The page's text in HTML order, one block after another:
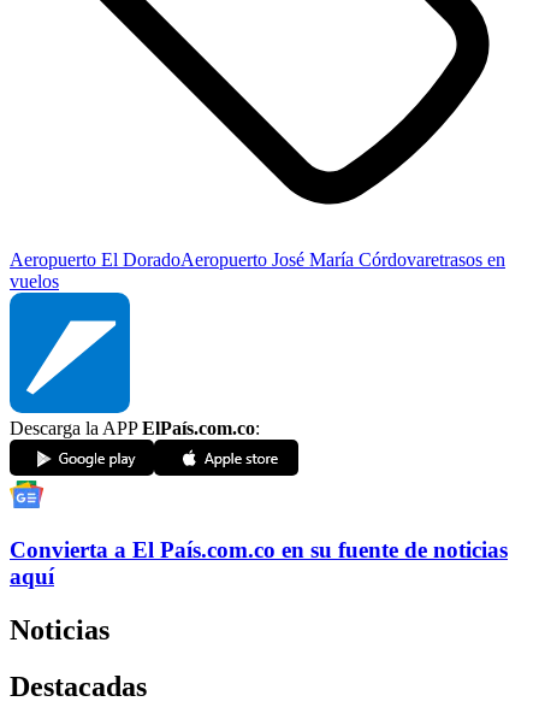
Aeropuerto El DoradoAeropuerto José María Córdovaretrasos en
vuelos
Descarga la APPElPaís.com.co:
Convierta a El País.com.co en su fuente de noticias
aquí
Noticias
Destacadas